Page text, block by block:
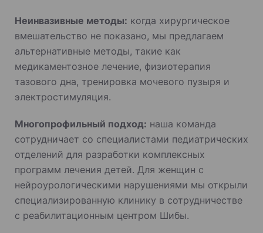
Неинвазивные методы: когда хирургическое
вмешательство не показано, мы предлагаем
альтернативные методы, такие как
медикаментозное лечение, физиотерапия
тазового дна, тренировка мочевого пузыря и
электростимуляция.
Многопрофильный подход: наша команда
сотрудничает со специалистами педиатрических
отделений для разработки комплексных
программ лечения детей. Для женщин с
нейроурологическими нарушениями мы открыли
специализированную клинику в сотрудничестве
с реабилитационным центром Шибы.